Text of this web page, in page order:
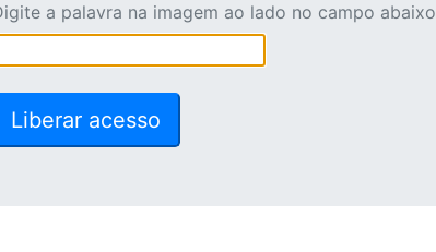
a palavra na imagem ao lado no campo abaixo